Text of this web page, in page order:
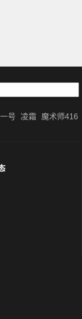
号 凌霜 魔术师416